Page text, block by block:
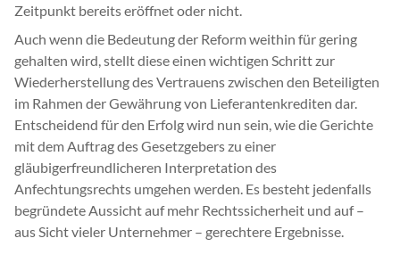
Zeitpunkt bereits eröffnet oder nicht.
Auch wenn die Bedeutung der Reform weithin für gering
gehalten wird, stellt diese einen wichtigen Schritt zur
Wiederherstellung des Vertrauens zwischen den Beteiligten
im Rahmen der Gewährung von Lieferantenkrediten dar.
Entscheidend für den Erfolg wird nun sein, wie die Gerichte
mit dem Auftrag des Gesetzgebers zu einer
gläubigerfreundlicheren Interpretation des
Anfechtungsrechts umgehen werden. Es besteht jedenfalls
begründete Aussicht auf mehr Rechtssicherheit und auf –
aus Sicht vieler Unternehmer – gerechtere Ergebnisse.